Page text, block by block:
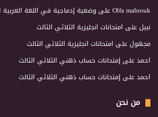
Olfa mahroukعلى وضعية إدماجية في اللغة
نبيلعلى امتحانات انجليزية الثلاثي الثالث
مجهولعلى امتحانات انجليزية الثلاثي الثالث
احمدعلى إمتحانات حساب ذهني الثلاثي الثالث
احمدعلى إمتحانات حساب ذهني الثلاثي الثالث
من نحن